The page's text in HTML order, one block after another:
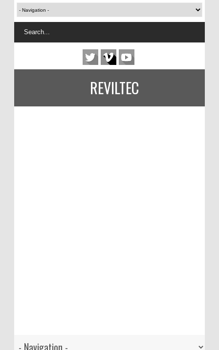
REVILTEC